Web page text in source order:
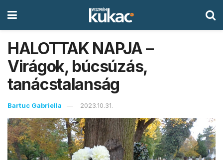
HALOTTAK NAPJA –
Virágok, búcsúzás,
tanácstalanság
Bartuc Gabriella 2023.10.31.